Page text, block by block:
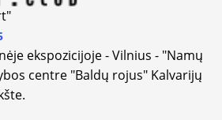
ekspozicijoje - Vilnius - "Namų
centre "Baldų rojus" Kalvarijų